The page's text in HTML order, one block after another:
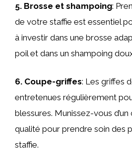
5. Brosse et shampoing:
de votre staffie est essentiel
à investir dans une brosse
poil et dans un shampoing
6. Coupe-griffes: Les griffes
entretenues régulièrement
blessures. Munissez-vous
qualité pour prendre soin des
staffie.